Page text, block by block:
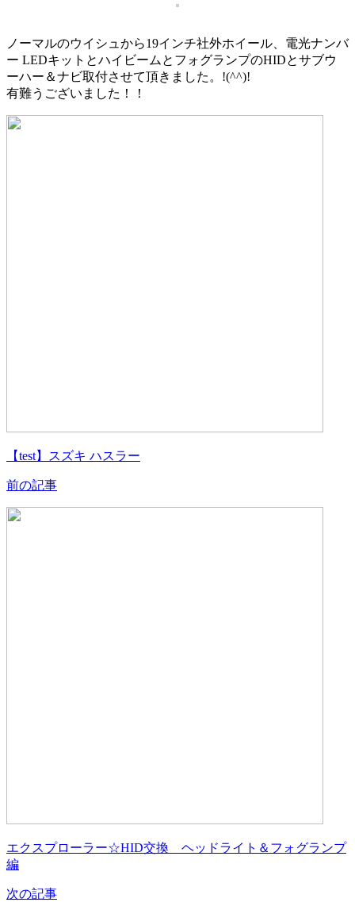
ノーマルのウイシュから19インチ社外ホイール、電光ナンバ
ー LEDキットとハイビームとフォグランプのHIDとサブウ
ーハー＆ナビ取付させて頂きました。!(^^)!
有難うございました！！
【test】スズキ ハスラー
前の記事
エクスプローラー☆HID交換 ヘッドライト＆フォグランプ
編
次の記事